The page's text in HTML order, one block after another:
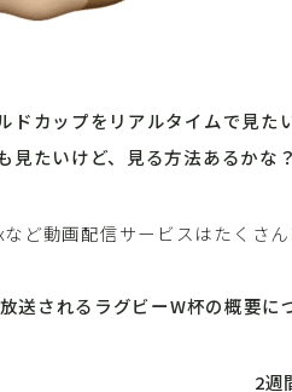
ドカップをリアルタイムで見た
見たいけど、見る方法あるかな
ど動画配信サービスはたくさ
送されるラグビーW杯の概要に
2週